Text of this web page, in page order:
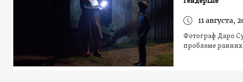
11 августа,
Фотограф Даро